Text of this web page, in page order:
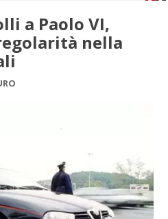
a Paolo VI,
nella